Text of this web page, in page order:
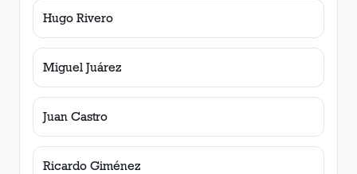
Hugo Rivero
Miguel Juárez
Juan Castro
Ricardo Giménez